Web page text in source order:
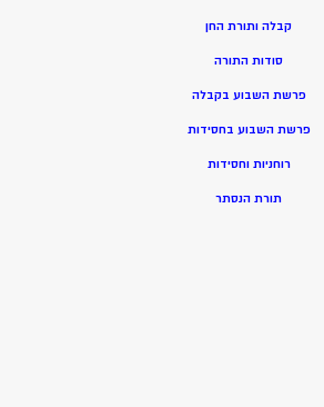
קבלה ותורת החן
סודות התורה
פרשת השבוע בקבלה
פרשת השבוע בחסידות
רוחניות וחסידות
תורת הנסתר